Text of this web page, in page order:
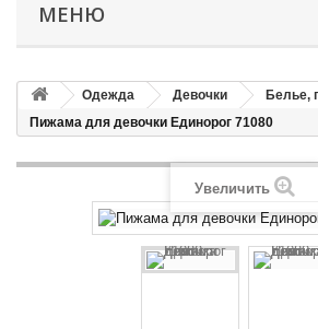
МЕНЮ
Одежда Девочки
Белье,
Пижама для девочки Единорог 71080
Увеличить